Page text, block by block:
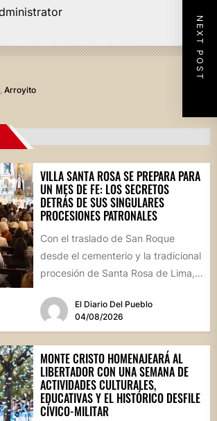
, Arroyito
NEXT POST
VILLA SANTA ROSA SE PREPARA PARA
UN MES DE FE: LOS SECRETOS
DETRÁS DE SUS SINGULARES
PROCESIONES PATRONALES
Con el traslado de San Roque
desde el cementerio y la tradicional
procesión de Santa Rosa de Lima,
El Diario Del Pueblo
04/08/2026
MONTE CRISTO HOMENAJEARÁ AL
LIBERTADOR CON UNA SEMANA DE
ACTIVIDADES CULTURALES,
EDUCATIVAS Y EL HISTÓRICO DESFILE
CÍVICO-MILITAR